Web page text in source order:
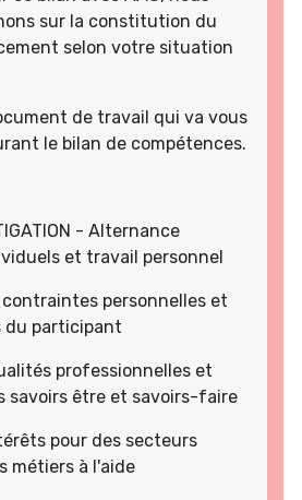
sur la constitution du
selon votre situation
de travail qui va vous
le bilan de compétences.
- Alternance
et travail personnel
personnelles et
du participant
professionnelles et
savoirs être et savoirs-faire
pour des secteurs
métiers à l'aide